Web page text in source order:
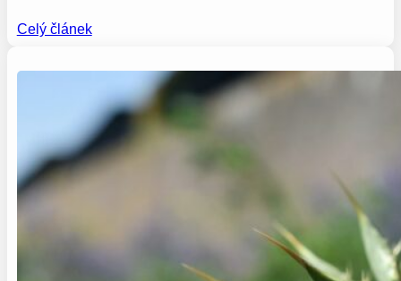
Celý článek